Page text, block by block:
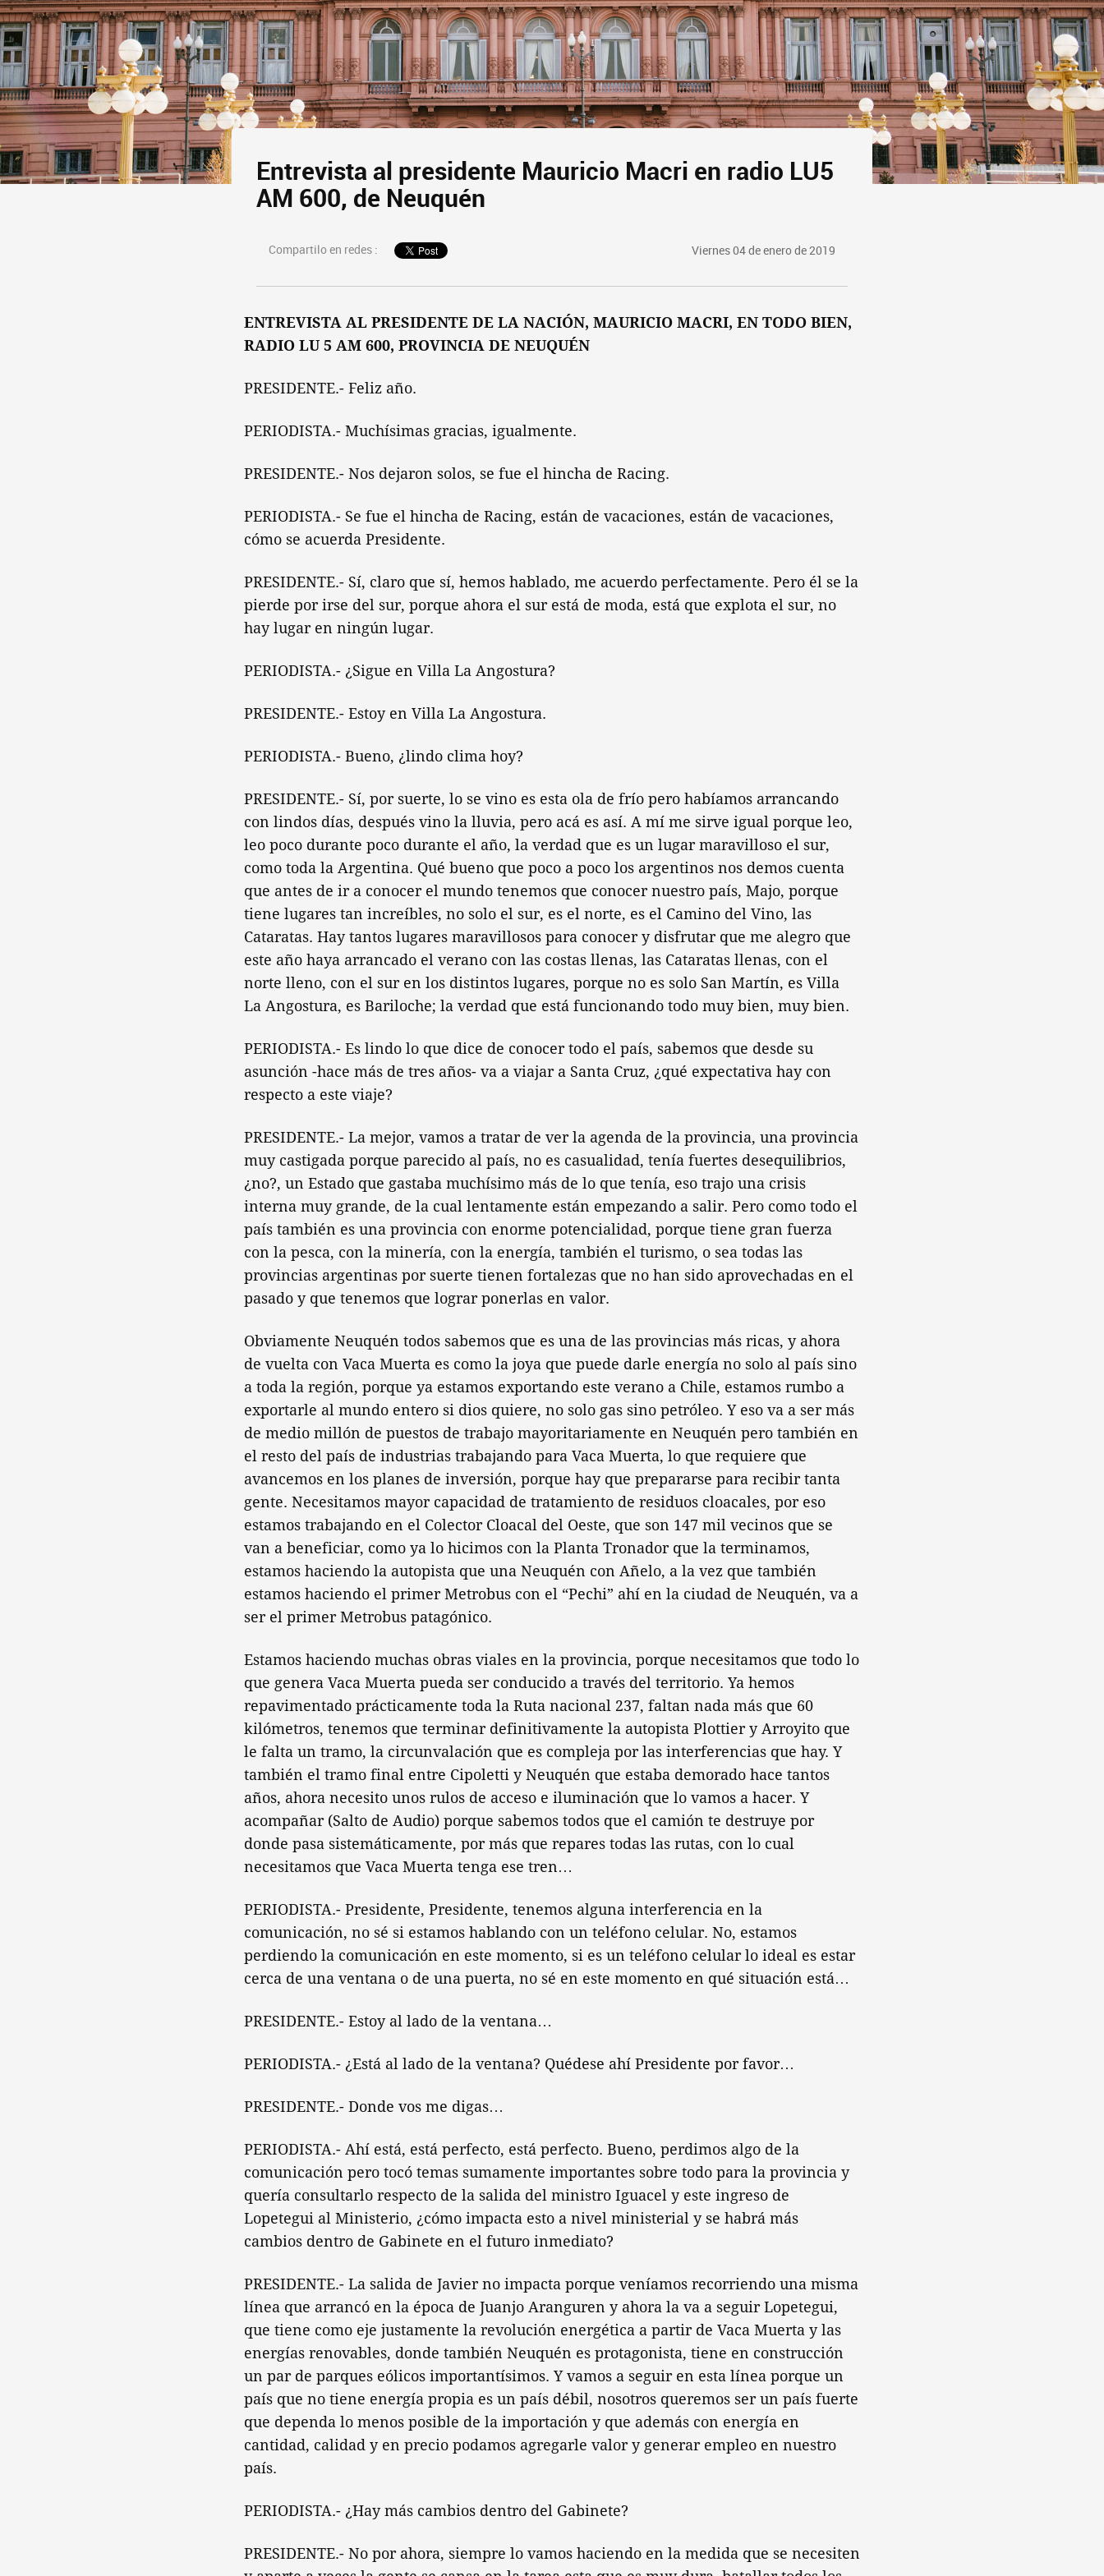
Entrevista al presidente Mauricio Macri en radio LU5
AM 600, de Neuquén
Compartilo en redes : Viernes 04 de enero de 2019
ENTREVISTA AL PRESIDENTE DE LA NACIÓN, MAURICIO MACRI, EN TODO BIEN,
RADIO LU 5 AM 600, PROVINCIA DE NEUQUÉN
PRESIDENTE.- Feliz año.
PERIODISTA.- Muchísimas gracias, igualmente.
PRESIDENTE.- Nos dejaron solos, se fue el hincha de Racing.
PERIODISTA.- Se fue el hincha de Racing, están de vacaciones, están de vacaciones,
cómo se acuerda Presidente.
PRESIDENTE.- Sí, claro que sí, hemos hablado, me acuerdo perfectamente. Pero él se la
pierde por irse del sur, porque ahora el sur está de moda, está que explota el sur, no
hay lugar en ningún lugar.
PERIODISTA.- ¿Sigue en Villa La Angostura?
PRESIDENTE.- Estoy en Villa La Angostura.
PERIODISTA.- Bueno, ¿lindo clima hoy?
PRESIDENTE.- Sí, por suerte, lo se vino es esta ola de frío pero habíamos arrancando
con lindos días, después vino la lluvia, pero acá es así. A mí me sirve igual porque leo,
leo poco durante poco durante el año, la verdad que es un lugar maravilloso el sur,
como toda la Argentina. Qué bueno que poco a poco los argentinos nos demos cuenta
que antes de ir a conocer el mundo tenemos que conocer nuestro país, Majo, porque
tiene lugares tan increíbles, no solo el sur, es el norte, es el Camino del Vino, las
Cataratas. Hay tantos lugares maravillosos para conocer y disfrutar que me alegro que
este año haya arrancado el verano con las costas llenas, las Cataratas llenas, con el
norte lleno, con el sur en los distintos lugares, porque no es solo San Martín, es Villa
La Angostura, es Bariloche; la verdad que está funcionando todo muy bien, muy bien.
PERIODISTA.- Es lindo lo que dice de conocer todo el país, sabemos que desde su
asunción -hace más de tres años- va a viajar a Santa Cruz, ¿qué expectativa hay con
respecto a este viaje?
PRESIDENTE.- La mejor, vamos a tratar de ver la agenda de la provincia, una provincia
muy castigada porque parecido al país, no es casualidad, tenía fuertes desequilibrios,
¿no?, un Estado que gastaba muchísimo más de lo que tenía, eso trajo una crisis
interna muy grande, de la cual lentamente están empezando a salir. Pero como todo el
país también es una provincia con enorme potencialidad, porque tiene gran fuerza
con la pesca, con la minería, con la energía, también el turismo, o sea todas las
provincias argentinas por suerte tienen fortalezas que no han sido aprovechadas en el
pasado y que tenemos que lograr ponerlas en valor.
Obviamente Neuquén todos sabemos que es una de las provincias más ricas, y ahora
de vuelta con Vaca Muerta es como la joya que puede darle energía no solo al país sino
a toda la región, porque ya estamos exportando este verano a Chile, estamos rumbo a
exportarle al mundo entero si dios quiere, no solo gas sino petróleo. Y eso va a ser más
de medio millón de puestos de trabajo mayoritariamente en Neuquén pero también en
el resto del país de industrias trabajando para Vaca Muerta, lo que requiere que
avancemos en los planes de inversión, porque hay que prepararse para recibir tanta
gente. Necesitamos mayor capacidad de tratamiento de residuos cloacales, por eso
estamos trabajando en el Colector Cloacal del Oeste, que son 147 mil vecinos que se
van a beneficiar, como ya lo hicimos con la Planta Tronador que la terminamos,
estamos haciendo la autopista que una Neuquén con Añelo, a la vez que también
estamos haciendo el primer Metrobus con el “Pechi” ahí en la ciudad de Neuquén, va a
ser el primer Metrobus patagónico.
Estamos haciendo muchas obras viales en la provincia, porque necesitamos que todo lo
que genera Vaca Muerta pueda ser conducido a través del territorio. Ya hemos
repavimentado prácticamente toda la Ruta nacional 237, faltan nada más que 60
kilómetros, tenemos que terminar definitivamente la autopista Plottier y Arroyito que
le falta un tramo, la circunvalación que es compleja por las interferencias que hay. Y
también el tramo final entre Cipoletti y Neuquén que estaba demorado hace tantos
años, ahora necesito unos rulos de acceso e iluminación que lo vamos a hacer. Y
acompañar (Salto de Audio) porque sabemos todos que el camión te destruye por
donde pasa sistemáticamente, por más que repares todas las rutas, con lo cual
necesitamos que Vaca Muerta tenga ese tren…
PERIODISTA.- Presidente, Presidente, tenemos alguna interferencia en la
comunicación, no sé si estamos hablando con un teléfono celular. No, estamos
perdiendo la comunicación en este momento, si es un teléfono celular lo ideal es estar
cerca de una ventana o de una puerta, no sé en este momento en qué situación está…
PRESIDENTE.- Estoy al lado de la ventana…
PERIODISTA.- ¿Está al lado de la ventana? Quédese ahí Presidente por favor…
PRESIDENTE.- Donde vos me digas…
PERIODISTA.- Ahí está, está perfecto, está perfecto. Bueno, perdimos algo de la
comunicación pero tocó temas sumamente importantes sobre todo para la provincia y
quería consultarlo respecto de la salida del ministro Iguacel y este ingreso de
Lopetegui al Ministerio, ¿cómo impacta esto a nivel ministerial y se habrá más
cambios dentro de Gabinete en el futuro inmediato?
PRESIDENTE.- La salida de Javier no impacta porque veníamos recorriendo una misma
línea que arrancó en la época de Juanjo Aranguren y ahora la va a seguir Lopetegui,
que tiene como eje justamente la revolución energética a partir de Vaca Muerta y las
energías renovables, donde también Neuquén es protagonista, tiene en construcción
un par de parques eólicos importantísimos. Y vamos a seguir en esta línea porque un
país que no tiene energía propia es un país débil, nosotros queremos ser un país fuerte
que dependa lo menos posible de la importación y que además con energía en
cantidad, calidad y en precio podamos agregarle valor y generar empleo en nuestro
país.
PERIODISTA.- ¿Hay más cambios dentro del Gabinete?
PRESIDENTE.- No por ahora, siempre lo vamos haciendo en la medida que se necesiten